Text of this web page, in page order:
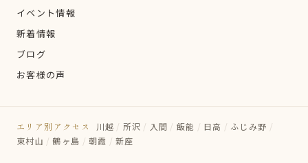
イベント情報
新着情報
ブログ
お客様の声
エリア別アクセス 川越 / 所沢 / 入間 / 飯能 / 日高 / ふじみ野 /
東村山 / 鶴ヶ島 / 朝霞 / 新座